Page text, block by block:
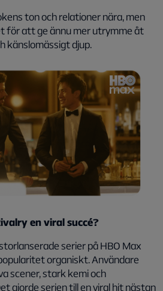
ton och relationer nära, men
för att ge ännu mer utrymme åt
känslomässigt djup.
en viral succé?
serier på HBO Max
organiskt. Användare
scener, stark kemi och
gjorde serien till en viral hit nästan